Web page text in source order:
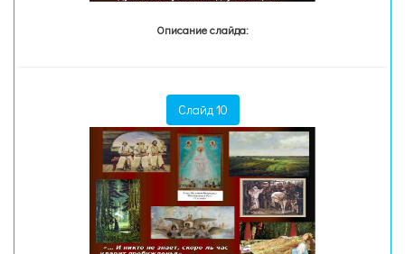
Описание слайда:
Слайд 10